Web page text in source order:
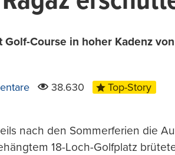
Course in hoher Kadenz
38.630 Top-Story
nach den Sommerferien die
18-Loch-Golfplatz